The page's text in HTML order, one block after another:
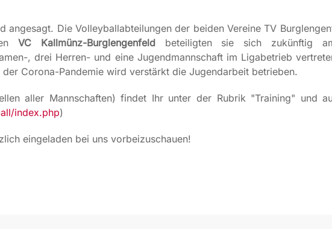
angesagt. Die Volleyballabteilungen der beiden Vereine TV
VC Kallmünz-Burglengenfeldbeteiligten sie sich zukünftig
, drei Herren- und eine Jugendmannschaft im Ligabetrieb
Corona-Pandemie wird verstärkt die Jugendarbeit betrieben.
aller Mannschaften) findet Ihr unter der Rubrik "Training" und
index.php)
eingeladen bei uns vorbeizuschauen!